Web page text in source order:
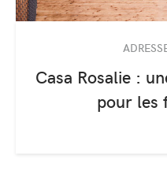
Casa Rosalie :
pour les